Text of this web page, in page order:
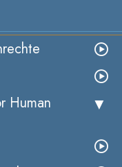
Human